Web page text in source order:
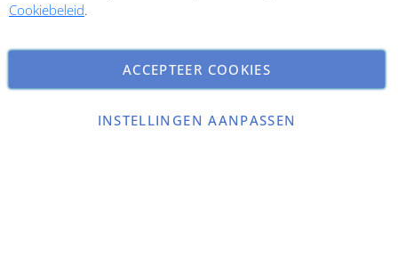
Copyright © 2026 ParfumCenter.nl. All rights reserved.
Cookiebeleid.
ACCEPTEER COOKIES
INSTELLINGEN AANPASSEN